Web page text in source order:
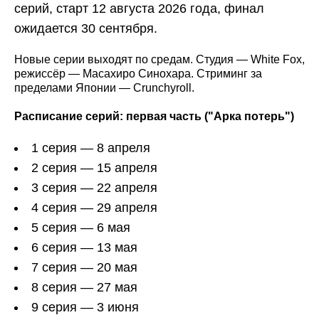
серий, старт 12 августа 2026 года, финал
ожидается 30 сентября.
Новые серии выходят по средам. Студия — White Fox,
режиссёр — Масахиро Синохара. Стриминг за
пределами Японии — Crunchyroll.
Расписание серий: первая часть ("Арка потерь")
1 серия — 8 апреля
2 серия — 15 апреля
3 серия — 22 апреля
4 серия — 29 апреля
5 серия — 6 мая
6 серия — 13 мая
7 серия — 20 мая
8 серия — 27 мая
9 серия — 3 июня